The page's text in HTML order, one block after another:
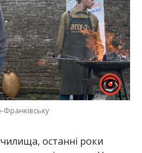
Франківську
останні роки